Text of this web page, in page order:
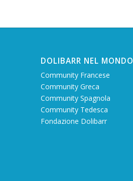
DOLIBARR NEL MONDO
Community Francese
Community Greca
Community Spagnola
Community Tedesca
Fondazione Dolibarr